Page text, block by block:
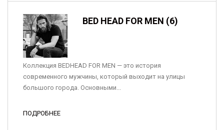
BED HEAD FOR MEN (6)
Коллекция BEDHEAD FOR MEN — это история
современного мужчины, который выходит на улицы
большого города. Основными...
ПОДРОБНЕЕ